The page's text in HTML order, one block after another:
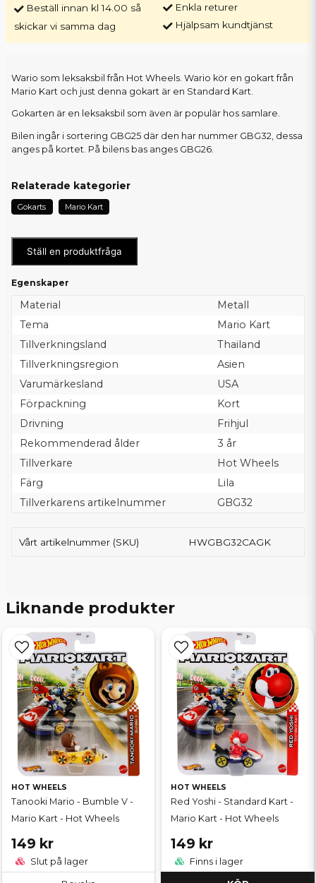
Beställ innan kl 14.00 så
skickar vi samma dag
Enkla returer
Hjälpsam kundtjänst
Wario som leksaksbil från Hot Wheels. Wario kör en gokart från
Mario Kart och just denna gokart är en Standard Kart.
Gokarten är en leksaksbil som även är populär hos samlare.
Bilen ingår i sortering GBG25 där den har nummer GBG32, dessa
anges på kortet. På bilens bas anges GBG26.
Relaterade kategorier
Gokarts Mario Kart
Ställ en produktfråga
Egenskaper
Material
Metall
Tema
Mario Kart
Tillverkningsland
Thailand
Tillverkningsregion
Asien
Varumärkesland
USA
Förpackning
Kort
Drivning
Frihjul
Rekommenderad ålder
3 år
Tillverkare
Hot Wheels
Färg
Lila
Tillverkarens artikelnummer
GBG32
Vårt artikelnummer (SKU) HWGBG32CAGK
Liknande produkter
HOT WHEELS
Tanooki Mario - Bumble V -
Mario Kart - Hot Wheels
149 kr
Slut på lager
HOT WHEELS
Red Yoshi - Standard Kart -
Mario Kart - Hot Wheels
149 kr
Finns i lager